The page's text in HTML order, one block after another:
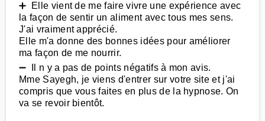
➕ Elle vient de me faire vivre une expérience avec
la façon de sentir un aliment avec tous mes sens.
J'ai vraiment apprécié.
Elle m'a donne des bonnes idées pour améliorer
ma façon de me nourrir.
➖ Il n y a pas de points négatifs à mon avis.
Mme Sayegh, je viens d'entrer sur votre site et j'ai
compris que vous faites en plus de la hypnose. On
va se revoir bientôt.